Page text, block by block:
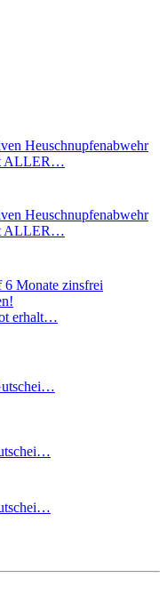
Heuschnupfenabwehr
ALLER…
Heuschnupfenabwehr
ALLER…
6 Monate zinsfrei
erhalt…